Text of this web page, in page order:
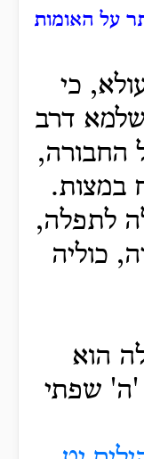
על האומות
כי
דרב
החבורה,
במצות.
לתפלה,
כוליה
הוא
'ה' שפתי